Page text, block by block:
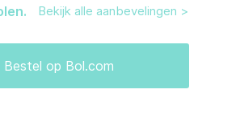
Bestel op Bol.com
Bekijk alle aanbevelingen >